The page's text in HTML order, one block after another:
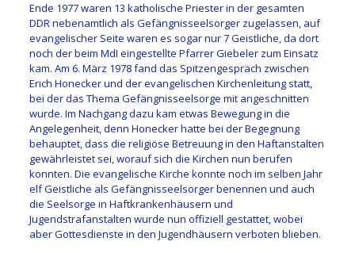
Ende 1977 waren 13 katholische Priester in der gesamten
DDR nebenamtlich als Gefängnisseelsorger zugelassen, auf
evangelischer Seite waren es sogar nur 7 Geistliche, da dort
noch der beim MdI eingestellte Pfarrer Giebeler zum Einsatz
kam. Am 6. März 1978 fand das Spitzengespräch zwischen
Erich Honecker und der evangelischen Kirchenleitung statt,
bei der das Thema Gefängnisseelsorge mit angeschnitten
wurde. Im Nachgang dazu kam etwas Bewegung in die
Angelegenheit, denn Honecker hatte bei der Begegnung
behauptet, dass die religiöse Betreuung in den Haftanstalten
gewährleistet sei, worauf sich die Kirchen nun berufen
konnten. Die evangelische Kirche konnte noch im selben Jahr
elf Geistliche als Gefängnisseelsorger benennen und auch
die Seelsorge in Haftkrankenhäusern und
Jugendstrafanstalten wurde nun offiziell gestattet, wobei
aber Gottesdienste in den Jugendhäusern verboten blieben.